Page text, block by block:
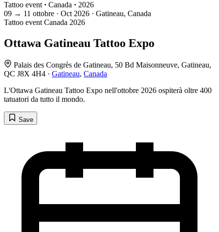
Tattoo event · Canada · 2026
09 → 11 ottobre · Oct 2026 · Gatineau, Canada
Tattoo event Canada 2026
Ottawa Gatineau Tattoo Expo
Palais des Congrès de Gatineau, 50 Bd Maisonneuve, Gatineau,
QC J8X 4H4 · Gatineau, Canada
L'Ottawa Gatineau Tattoo Expo nell'ottobre 2026 ospiterà oltre 400
tatuatori da tutto il mondo.
Save